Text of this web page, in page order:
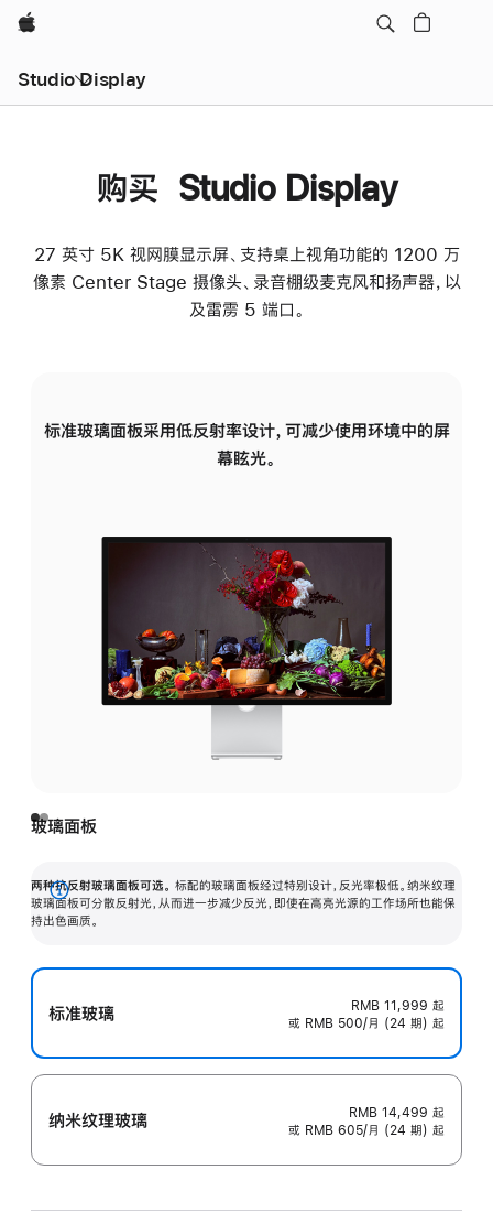
Apple
Studio Display
购买 Studio Display
27 英寸 5K 视网膜显示屏、支持桌上视角功能的 1200 万
像素 Center Stage 摄像头、录音棚级麦克风和扬声器，以
及雷雳 5 端口。
标准玻璃面板采用低反射率设计，可减少使用环境中的屏
幕眩光。
玻璃面板
两种抗反射玻璃面板可选。 标配的玻璃面板经过特别设计，反光率极低。纳米纹理
玻璃面板可分散反射光，从而进一步减少反光，即使在高亮光源的工作场所也能保
持出色画质。
展
开
标准玻璃 RMB 11,999 起
或 RMB 500/月 (24 期) 起
纳米纹理玻璃 RMB 14,499 起
或 RMB 605/月 (24 期) 起